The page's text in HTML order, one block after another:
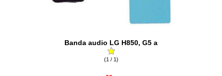
Banda audio LG H850, G5 a
(1 / 1)